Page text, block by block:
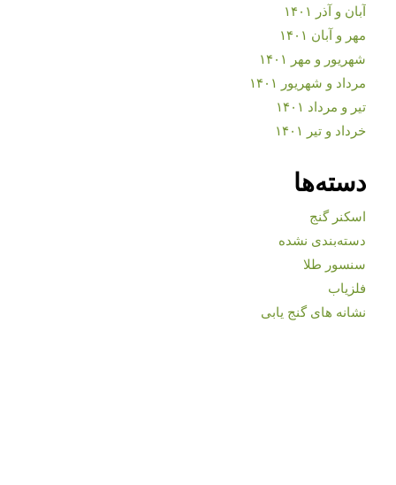
آبان و آذر ۱۴۰۱
مهر و آبان ۱۴۰۱
شهریور و مهر ۱۴۰۱
مرداد و شهریور ۱۴۰۱
تیر و مرداد ۱۴۰۱
خرداد و تیر ۱۴۰۱
دسته‌ها
اسکنر گنج
دسته‌بندی نشده
سنسور طلا
فلزیاب
نشانه های گنج یابی